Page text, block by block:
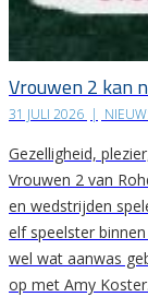
Vrouwen 2 kan
31 JULI 2026 |
Gezelligheid,
Vrouwen 2 van
en wedstrijden
elf speelster
wel wat aanwas
op met Amy